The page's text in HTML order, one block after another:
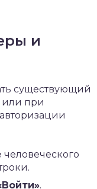
и
существующий
или при
.